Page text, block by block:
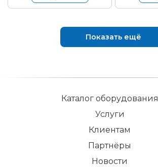
Показать ещё
Каталог оборудования
Услуги
Клиентам
Партнёры
Новости